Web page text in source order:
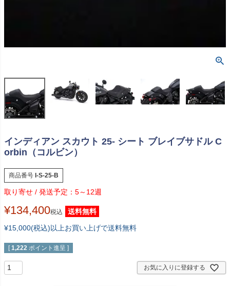
インディアン スカウト 25- シート ブレイブサドル C
orbin（コルビン）
商品番号 I-S-25-B
5～12週
¥134,400税込
送料無料
¥15,000(税込)以上お買い上げで送料無料
[ 1,222 ポイント進呈 ]
お気に入りに登録する